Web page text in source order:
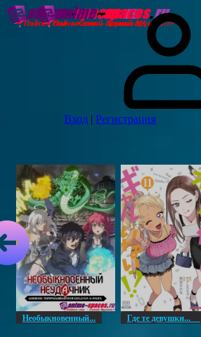
Вход | Регистрация
Необыкновенный... Где те девушки...